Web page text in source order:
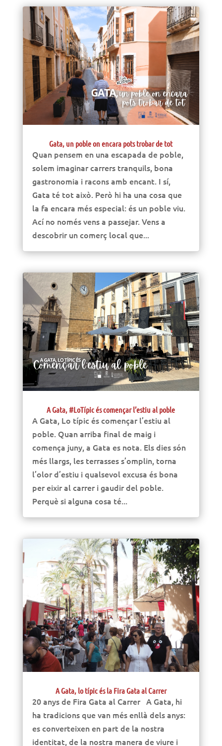
Gata, un poble on encara pots trobar de tot
Quan pensem en una escapada de poble,
solem imaginar carrers tranquils, bona
gastronomia i racons amb encant. I sí,
Gata té tot això. Però hi ha una cosa que
la fa encara més especial: és un poble viu.
Ací no només vens a passejar. Vens a
descobrir un comerç local que...
A Gata, #LoTípic és començar l’estiu al poble
A Gata, Lo típic és començar l’estiu al
poble. Quan arriba final de maig i
comença juny, a Gata es nota. Els dies són
més llargs, les terrasses s’omplin, torna
l’olor d’estiu i qualsevol excusa és bona
per eixir al carrer i gaudir del poble.
Perquè si alguna cosa té...
A Gata, lo típic és la Fira Gata al Carrer
20 anys de Fira Gata al Carrer A Gata, hi
ha tradicions que van més enllà dels anys:
es converteixen en part de la nostra
identitat, de la nostra manera de viure i